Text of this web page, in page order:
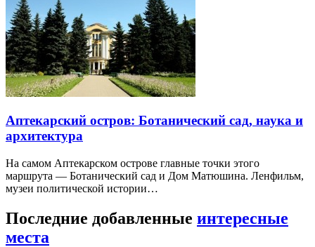
Аптекарский остров: Ботанический сад, наука и
архитектура
На самом Аптекарском острове главные точки этого
маршрута — Ботанический сад и Дом Матюшина. Ленфильм,
музеи политической истории…
Последние добавленные интересные
места